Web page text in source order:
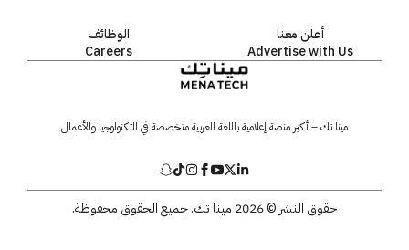
أعلن معنا
Advertise with Us
الوظائف
Careers
مينا تك – أكبر منصة إعلامية باللغة العربية متخصصة في التكنولوجيا والأعمال
حقوق النشر © 2026 مينا تك. جميع الحقوق محفوظة.